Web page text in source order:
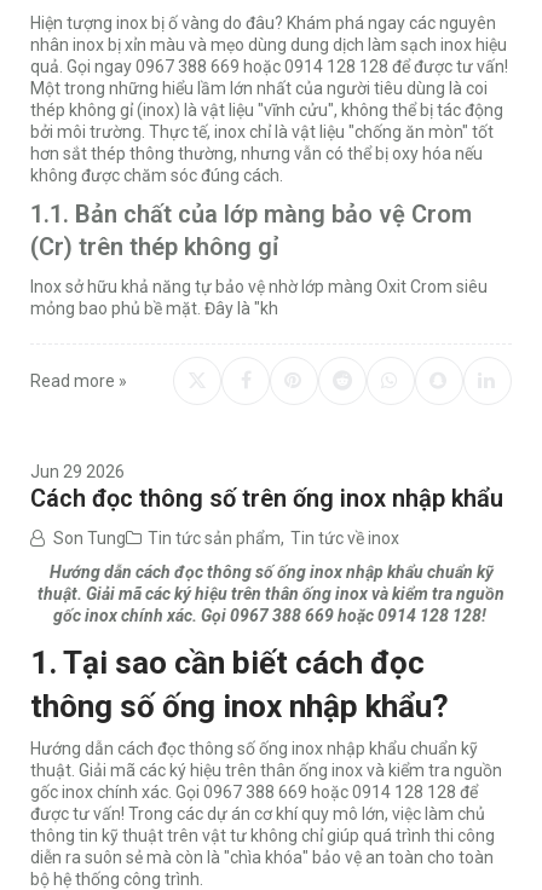
Hiện tượng inox bị ố vàng do đâu? Khám phá ngay các nguyên
nhân inox bị xỉn màu và mẹo dùng dung dịch làm sạch inox hiệu
quả. Gọi ngay 0967 388 669 hoặc 0914 128 128 để được tư vấn!
Một trong những hiểu lầm lớn nhất của người tiêu dùng là coi
thép không gỉ (inox) là vật liệu "vĩnh cửu", không thể bị tác động
bởi môi trường. Thực tế, inox chỉ là vật liệu "chống ăn mòn" tốt
hơn sắt thép thông thường, nhưng vẫn có thể bị oxy hóa nếu
không được chăm sóc đúng cách.
1.1. Bản chất của lớp màng bảo vệ Crom
(Cr) trên thép không gỉ
Inox sở hữu khả năng tự bảo vệ nhờ lớp màng Oxit Crom siêu
mỏng bao phủ bề mặt. Đây là "kh
Read more »
Jun 29 2026
Cách đọc thông số trên ống inox nhập khẩu
Son Tung Tin tức sản phẩm, Tin tức về inox
Hướng dẫn cách đọc thông số ống inox nhập khẩu chuẩn kỹ
thuật. Giải mã các ký hiệu trên thân ống inox và kiểm tra nguồn
gốc inox chính xác. Gọi 0967 388 669 hoặc 0914 128 128!
1. Tại sao cần biết cách đọc
thông số ống inox nhập khẩu?
Hướng dẫn cách đọc thông số ống inox nhập khẩu chuẩn kỹ
thuật. Giải mã các ký hiệu trên thân ống inox và kiểm tra nguồn
gốc inox chính xác. Gọi 0967 388 669 hoặc 0914 128 128 để
được tư vấn! Trong các dự án cơ khí quy mô lớn, việc làm chủ
thông tin kỹ thuật trên vật tư không chỉ giúp quá trình thi công
diễn ra suôn sẻ mà còn là "chìa khóa" bảo vệ an toàn cho toàn
bộ hệ thống công trình.